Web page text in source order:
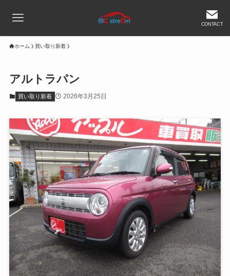
CONTACT
ホーム 買い取り新着
アルトラパン
買い取り新着 2026年3月25日